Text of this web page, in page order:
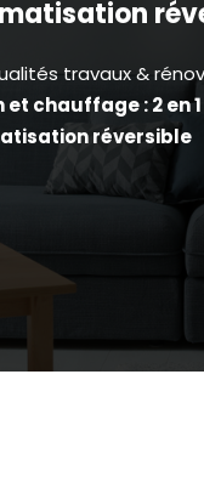
travaux &
chauffage : 2 en
réversible